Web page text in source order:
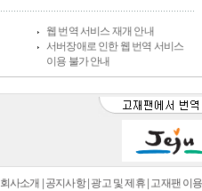
웹 번역 서비스 재개 안내
서버장애로 인한 웹 번역 서비스
이용 불가 안내
회사소개 공지사항| 광고 및 제휴| 고재팬 이